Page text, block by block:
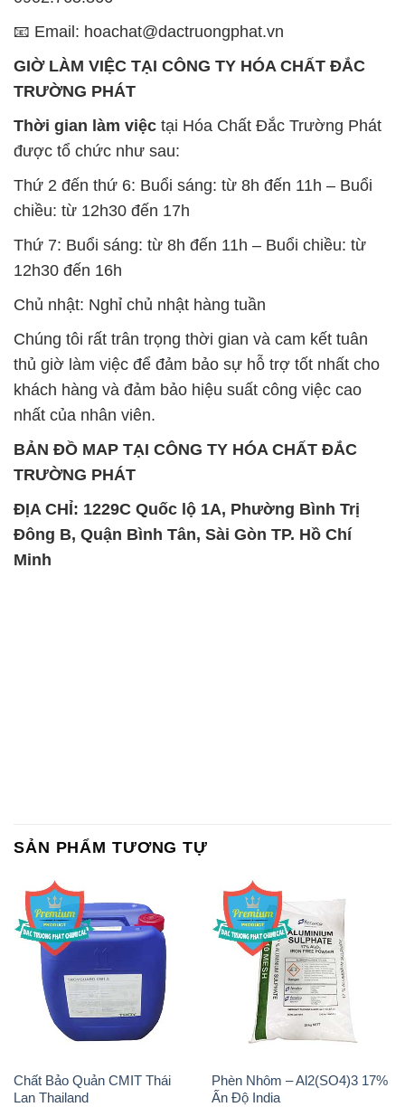
📧 Email: hoachat@dactruongphat.vn
GIỜ LÀM VIỆC TẠI CÔNG TY HÓA CHẤT ĐẮC
TRƯỜNG PHÁT
Thời gian làm việc tại Hóa Chất Đắc Trường Phát
được tổ chức như sau:
Thứ 2 đến thứ 6: Buổi sáng: từ 8h đến 11h – Buổi
chiều: từ 12h30 đến 17h
Thứ 7: Buổi sáng: từ 8h đến 11h – Buổi chiều: từ
12h30 đến 16h
Chủ nhật: Nghỉ chủ nhật hàng tuần
Chúng tôi rất trân trọng thời gian và cam kết tuân
thủ giờ làm việc để đảm bảo sự hỗ trợ tốt nhất cho
khách hàng và đảm bảo hiệu suất công việc cao
nhất của nhân viên.
BẢN ĐỒ MAP TẠI CÔNG TY HÓA CHẤT ĐẮC
TRƯỜNG PHÁT
ĐỊA CHỈ: 1229C Quốc lộ 1A, Phường Bình Trị
Đông B, Quận Bình Tân, Sài Gòn TP. Hồ Chí
Minh
SẢN PHẨM TƯƠNG TỰ
Chất Bảo Quản CMIT Thái
Lan Thailand
Phèn Nhôm – Al2(SO4)3 17%
Ấn Độ India